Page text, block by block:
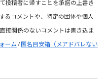
投稿者に帰すことを承諾の上書き
るコメントや、特定の団体や個人
接関係のないコメントは書き込ま
ーム /匿名目安箱（メアドバレない